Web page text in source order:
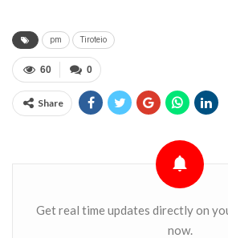
pm Tiroteio
0
60
Share
Get real time updates directly on
now.